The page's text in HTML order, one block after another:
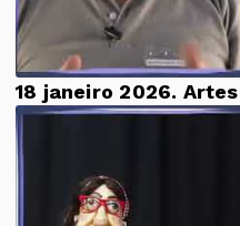
18 janeiro 2026.